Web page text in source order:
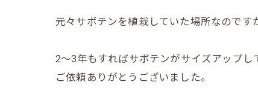
元々サボテンを植栽していた場所なのです
2〜3年もすればサボテンがサイズアップし
ご依頼ありがとうございました。